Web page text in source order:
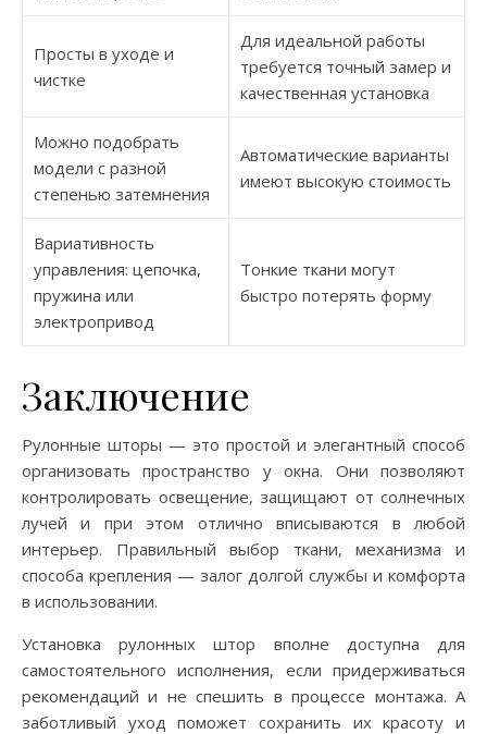
Просты в уходе и
чистке
Для идеальной работы
требуется точный замер и
качественная установка
Можно подобрать
модели с разной
степенью затемнения
Автоматические варианты
имеют высокую стоимость
Вариативность
управления: цепочка,
пружина или
электропривод
Тонкие ткани могут
быстро потерять форму
Заключение
Рулонные шторы — это простой и элегантный способ
организовать пространство у окна. Они позволяют
контролировать освещение, защищают от солнечных
лучей и при этом отлично вписываются в любой
интерьер. Правильный выбор ткани, механизма и
способа крепления — залог долгой службы и комфорта
в использовании.
Установка рулонных штор вполне доступна для
самостоятельного исполнения, если придерживаться
рекомендаций и не спешить в процессе монтажа. А
заботливый уход поможет сохранить их красоту и